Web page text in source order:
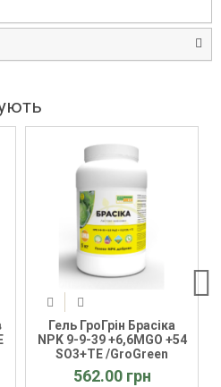
Гель ГроГрін Брасіка
NPK 9-9-39 +6,6MGO +54
SO3+TE /GroGreen
Brassika
562.00 грн